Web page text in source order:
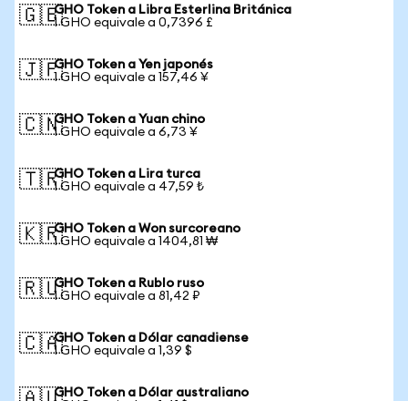
🇬🇧GHO Token a Libra Esterlina Británica
1 GHO equivale a 0,7396 £
🇯🇵GHO Token a Yen japonés
1 GHO equivale a 157,46 ¥
🇨🇳GHO Token a Yuan chino
1 GHO equivale a 6,73 ¥
🇹🇷GHO Token a Lira turca
1 GHO equivale a 47,59 ₺
🇰🇷GHO Token a Won surcoreano
1 GHO equivale a 1404,81 ₩
🇷🇺GHO Token a Rublo ruso
1 GHO equivale a 81,42 ₽
🇨🇦GHO Token a Dólar canadiense
1 GHO equivale a 1,39 $
GHO Token a Dólar australiano